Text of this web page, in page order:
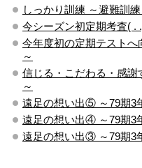
しっかり訓練 ～避難訓練
今シーズン初定期考査( .
今年度初の定期テスト
～
信じる・こだわる・感謝
～
遠足の想い出⑤ ～79期3
遠足の想い出④ ～79期3
遠足の想い出③ ～79期3